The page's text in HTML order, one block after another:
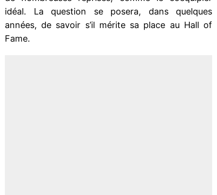
idéal. La question se posera, dans quelques
années, de savoir s’il mérite sa place au Hall of
Fame.